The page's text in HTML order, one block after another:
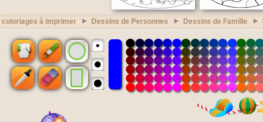
coloriages à imprimer Dessins de Personnes Dessins de Famille